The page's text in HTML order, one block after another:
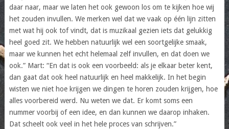
daar naar, maar we laten het ook gewoon los om te kijken hoe wij
het zouden invullen. We merken wel dat we vaak op één lijn zitten
met wat hij ook tof vindt, dat is muzikaal gezien iets dat gelukkig
heel goed zit. We hebben natuurlijk wel een soortgelijke smaak,
maar we kunnen het echt helemaal zelf invullen, en dat doen we
ook.” Mart: “En dat is ook een voorbeeld: als je elkaar beter kent,
dan gaat dat ook heel natuurlijk en heel makkelijk. In het begin
wisten we niet hoe krijgen we dingen te horen zouden krijgen, hoe
alles voorbereid werd. Nu weten we dat. Er komt soms een
nummer voorbij of een idee, en dan kunnen we daarop inhaken.
Dat scheelt ook veel in het hele proces van schrijven.”